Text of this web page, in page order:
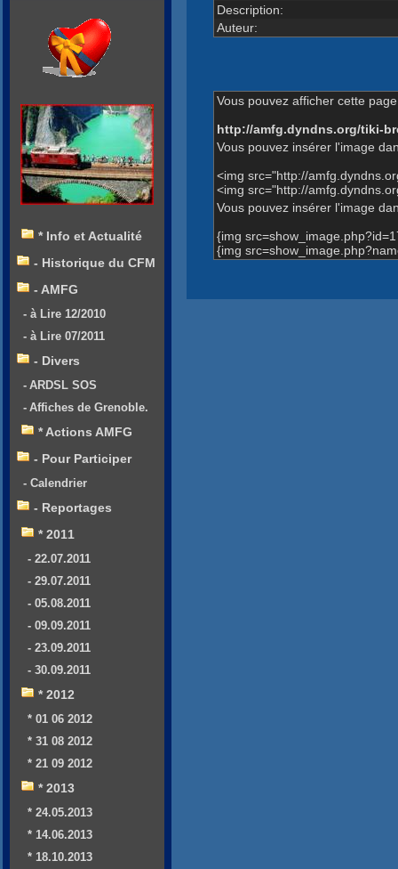
Description:
Auteur:
Vous pouvez afficher cette
http://amfg.dyndns.org/tiki-
Vous pouvez insérer l'image
<img src="http://
<img src="http://
Vous pouvez insérer l'image
{img
{img
* Info et Actualité
- Historique du CFM
- AMFG
- à Lire 12/2010
- à Lire 07/2011
- Divers
- ARDSL SOS
- Affiches de Grenoble.
* Actions AMFG
- Pour Participer
- Calendrier
- Reportages
* 2011
- 22.07.2011
- 29.07.2011
- 05.08.2011
- 09.09.2011
- 23.09.2011
- 30.09.2011
* 2012
* 01 06 2012
* 31 08 2012
* 21 09 2012
* 2013
* 24.05.2013
* 14.06.2013
* 18.10.2013